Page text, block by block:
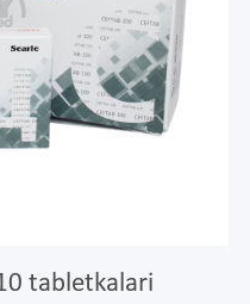
tabletkalari